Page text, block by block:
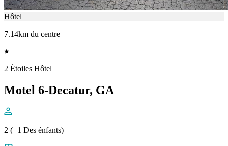
Hôtel
7.14km du centre
2 Étoiles Hôtel
Motel 6-Decatur, GA
2 (+1 Des énfants)